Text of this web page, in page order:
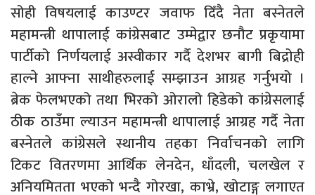
सोही विषयलाई काउण्टर जवाफ दिँदै नेता बस्नेतले
महामन्त्री थापालाई कांग्रेसबाट उम्मेद्वार छनौट प्रकृयामा
पार्टीको निर्णयलाई अस्वीकार गर्दै देशभर बागी बिद्रोही
हाल्ने आफ्ना साथीहरुलाई सम्झाउन आग्रह गर्नुभयो ।
ब्रेक फेलभएको तथा भिरको ओरालो हिडेको कांग्रेसलाई
ठीक ठाउँमा ल्याउन महामन्त्री थापालाई आग्रह गर्दै नेता
बस्नेतले कांग्रेसले स्थानीय तहका निर्वाचनको लागि
टिकट वितरणमा आर्थिक लेनदेन, धाँदली, चलखेल र
अनियमितता भएको भन्दै गोरखा, काभ्रे, खोटाङ्ग लगाएत